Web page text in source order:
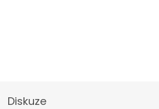
Diskuze